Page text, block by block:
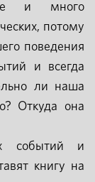
и много
потому
поведения
и всегда
ли наша
Откуда она
событий и
книгу на